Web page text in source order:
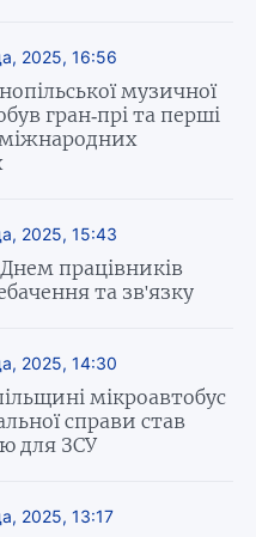
2025, 16:56
музичної
гран-прі та перші
міжнародних
2025, 15:43
працівників
та зв'язку
2025, 14:30
мікроавтобус
справи став
для ЗСУ
2025, 13:17